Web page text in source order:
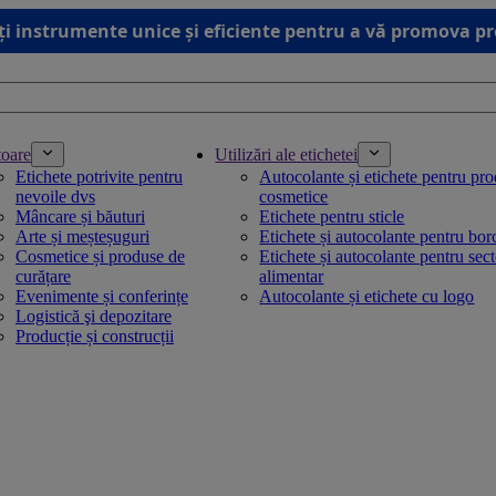
instrumente unice și eficiente pentru a vă promova
Etichete potrivite pentru
nevoile dvs
Mâncare și băuturi
Arte și meșteșuguri
Cosmetice și produse de
curățare
Evenimente și conferințe
Logistică şi depozitare
Producție și construcții
Utilizări ale etichetei
Autocolante și etichete pentru
cosmetice
Etichete pentru sticle
Etichete și autocolante pentru
Etichete și autocolante pentru
alimentar
Autocolante și etichete cu logo